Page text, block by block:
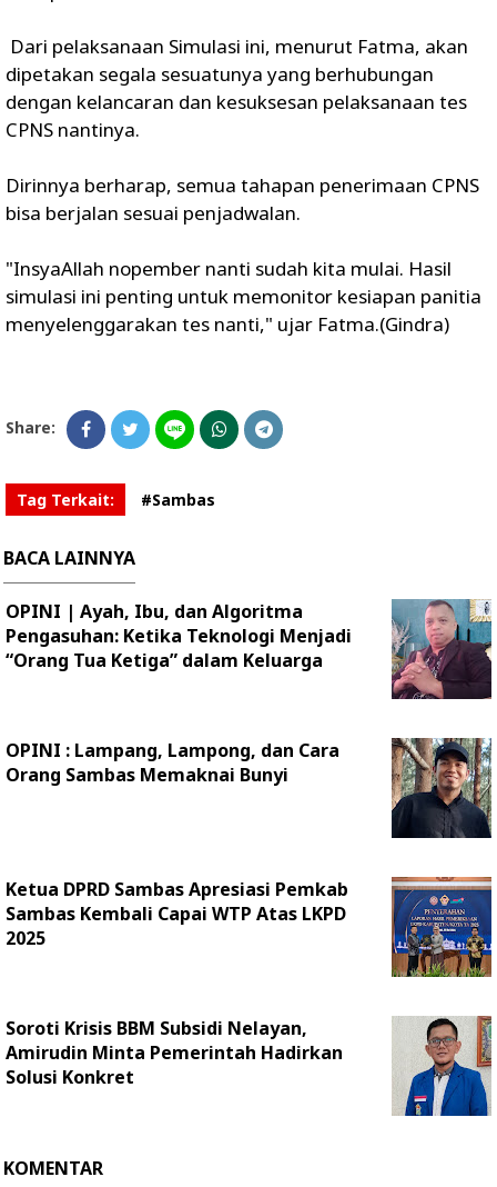
Dari pelaksanaan Simulasi ini, menurut Fatma, akan
dipetakan segala sesuatunya yang berhubungan
dengan kelancaran dan kesuksesan pelaksanaan tes
CPNS nantinya.
Dirinnya berharap, semua tahapan penerimaan CPNS
bisa berjalan sesuai penjadwalan.
"InsyaAllah nopember nanti sudah kita mulai. Hasil
simulasi ini penting untuk memonitor kesiapan panitia
menyelenggarakan tes nanti," ujar Fatma.(Gindra)
Share:
Tag Terkait: #Sambas
BACA LAINNYA
OPINI | Ayah, Ibu, dan Algoritma
Pengasuhan: Ketika Teknologi Menjadi
“Orang Tua Ketiga” dalam Keluarga
OPINI : Lampang, Lampong, dan Cara
Orang Sambas Memaknai Bunyi
Ketua DPRD Sambas Apresiasi Pemkab
Sambas Kembali Capai WTP Atas LKPD
2025
Soroti Krisis BBM Subsidi Nelayan,
Amirudin Minta Pemerintah Hadirkan
Solusi Konkret
KOMENTAR